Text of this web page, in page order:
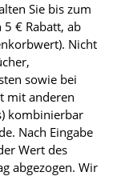
Sie bis zum
€ Rabatt, ab
Nicht
sowie bei
mit anderen
kombinierbar
Nach Eingabe
Wert des
abgezogen. Wir